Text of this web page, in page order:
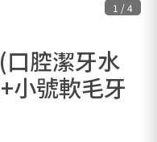
1 /4
腔潔牙水
小號軟毛牙